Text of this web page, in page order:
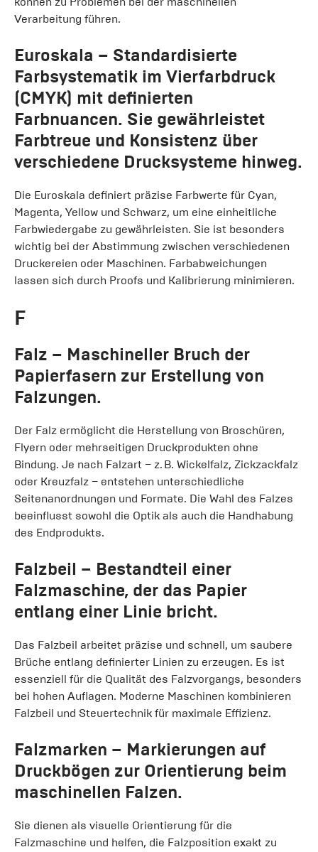
Verarbeitung führen.
Euroskala – Standardisierte
Farbsystematik im Vierfarbdruck
(CMYK) mit definierten
Farbnuancen. Sie gewährleistet
Farbtreue und Konsistenz über
verschiedene Drucksysteme hinweg.
Die Euroskala definiert präzise Farbwerte für Cyan,
Magenta, Yellow und Schwarz, um eine einheitliche
Farbwiedergabe zu gewährleisten. Sie ist besonders
wichtig bei der Abstimmung zwischen verschiedenen
Druckereien oder Maschinen. Farbabweichungen
lassen sich durch Proofs und Kalibrierung minimieren.
F
Falz – Maschineller Bruch der
Papierfasern zur Erstellung von
Falzungen.
Der Falz ermöglicht die Herstellung von Broschüren,
Flyern oder mehrseitigen Druckprodukten ohne
Bindung. Je nach Falzart – z. B. Wickelfalz, Zickzackfalz
oder Kreuzfalz – entstehen unterschiedliche
Seitenanordnungen und Formate. Die Wahl des Falzes
beeinflusst sowohl die Optik als auch die Handhabung
des Endprodukts.
Falzbeil – Bestandteil einer
Falzmaschine, der das Papier
entlang einer Linie bricht.
Das Falzbeil arbeitet präzise und schnell, um saubere
Brüche entlang definierter Linien zu erzeugen. Es ist
essenziell für die Qualität des Falzvorgangs, besonders
bei hohen Auflagen. Moderne Maschinen kombinieren
Falzbeil und Steuertechnik für maximale Effizienz.
Falzmarken – Markierungen auf
Druckbögen zur Orientierung beim
maschinellen Falzen.
Sie dienen als visuelle Orientierung für die
Falzmaschine und helfen, die Falzposition exakt zu